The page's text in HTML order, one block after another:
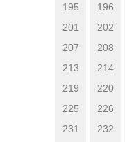
195
196
201
202
207
208
213
214
219
220
225
226
231
232